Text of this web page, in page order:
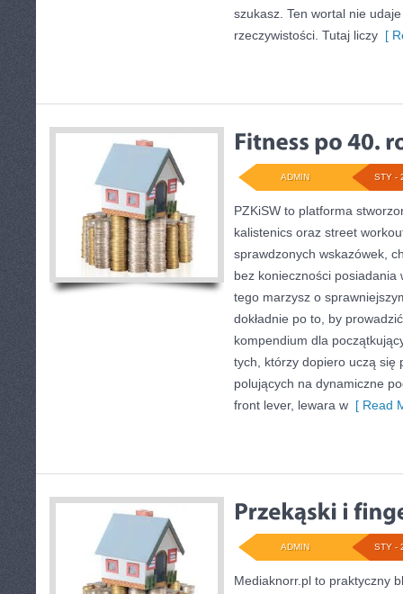
szukasz. Ten wortal nie
rzeczywistości. Tutaj liczy [
STY -
ADMIN
PZKiSW to platforma
kalistenics oraz street
sprawdzonych wskazówek,
bez konieczności
tego marzysz o
dokładnie po to, by
kompendium dla
tych, którzy dopiero uczą się
polujących na dynamiczne
front lever, lewara w [ Read
STY -
ADMIN
Mediaknorr.pl to praktyczny